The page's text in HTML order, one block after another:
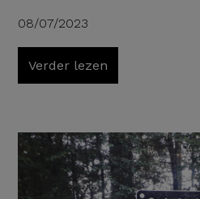
08/07/2023
Verder lezen